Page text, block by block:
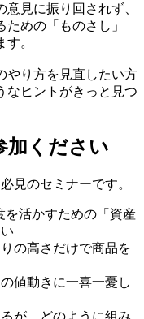
見に振り回されず、
めの「ものさし」
。
やり方を見直したい方
なヒントがきっと見つ
加ください
見のセミナーです。
を活かすための「資産
の高さだけで商品を
値動きに一喜一憂し
が、どのように組み